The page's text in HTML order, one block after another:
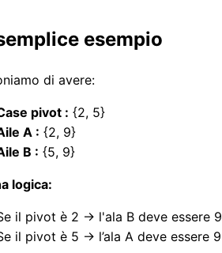
esempio
di avere:
pivot : {2, 5}
A : {2, 9}
B : {5, 9}
logica:
il pivot è 2 → l'ala B deve essere 9
il pivot è 5 → l’ala A deve essere 9